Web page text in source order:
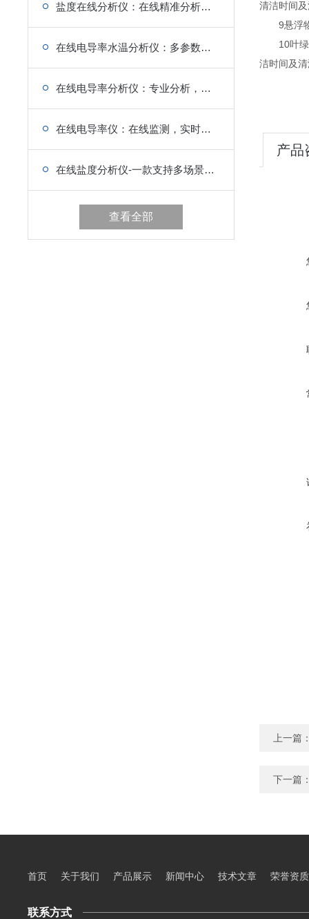
盐度在线分析仪：在线精准分析，盐度情况一目了然
在线电导率水温分析仪：多参数在线，同步分析电导率与水温
在线电导率分析仪：专业分析，在线解读电导率数据
在线电导率仪：在线监测，实时掌握电导率动态
在线盐度分析仪-一款支持多场景应用的水质监测设备
查看全部
清洁时间
9悬浮物
10叶绿素
洁时间及
产品
上一篇
下一篇
首页 关于我们 产品展示 新闻中心 技术文章 荣誉资质
联系方式